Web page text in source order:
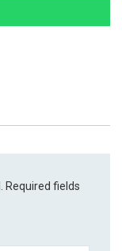
Required fields